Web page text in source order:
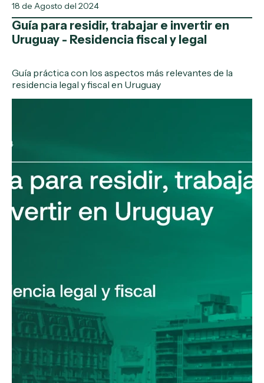
18 de Agosto del 2024
Guía para residir, trabajar e invertir en
Uruguay - Residencia fiscal y legal
Guía práctica con los aspectos más relevantes de la
residencia legal y fiscal en Uruguay